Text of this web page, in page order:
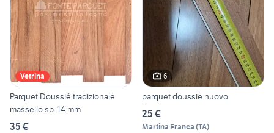
Vetrina
Parquet Doussié tradizionale
massello sp. 14 mm
35 €
6
parquet doussie nuovo
25 €
Martina Franca (TA)